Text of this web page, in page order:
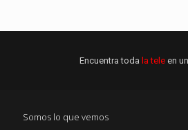
Encuentra toda la tele en
Somos lo que vemos